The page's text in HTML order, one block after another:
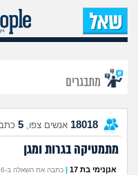
מתבגרים
18018 אנשים צפו, 5
מתמטיקה בגרות ומגן
אנןנימי בת 17 | כתבה את השאלה ב-12/05/26 בשעה 15:33